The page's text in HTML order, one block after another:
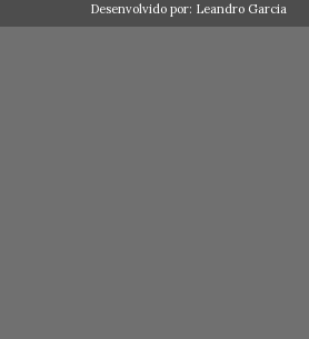
Desenvolvido por: Leandro Garcia